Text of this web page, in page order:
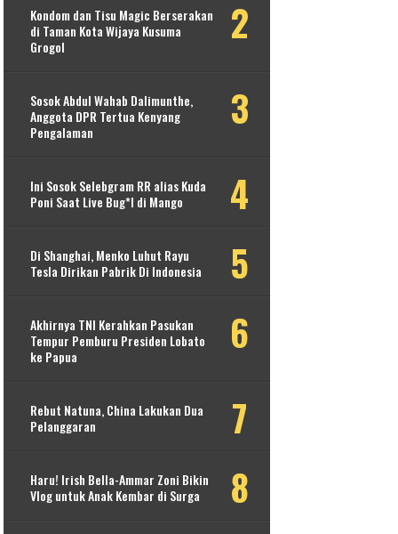
Kondom dan Tisu Magic Berserakan
di Taman Kota Wijaya Kusuma
Grogol
Sosok Abdul Wahab Dalimunthe,
Anggota DPR Tertua Kenyang
Pengalaman
Ini Sosok Selebgram RR alias Kuda
Poni Saat Live Bug*l di Mango
Di Shanghai, Menko Luhut Rayu
Tesla Dirikan Pabrik Di Indonesia
Akhirnya TNI Kerahkan Pasukan
Tempur Pemburu Presiden Lobato
ke Papua
Rebut Natuna, China Lakukan Dua
Pelanggaran
Haru! Irish Bella-Ammar Zoni Bikin
Vlog untuk Anak Kembar di Surga